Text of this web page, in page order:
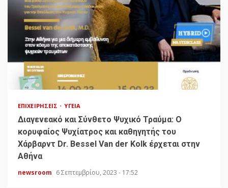
ΕΠΙΧΕΙΡΉΣΕΙΣ ΥΓΕΊΑ
Διαγενεακό και Σύνθετο Ψυχικό Τραύμα: Ο
κορυφαίος Ψυχίατρος και καθηγητής του
Χάρβαρντ Dr. Bessel Van der Kolk έρχεται στην
Αθήνα
newsroom 6 Σεπτεμβρίου, 2023 - 17:52